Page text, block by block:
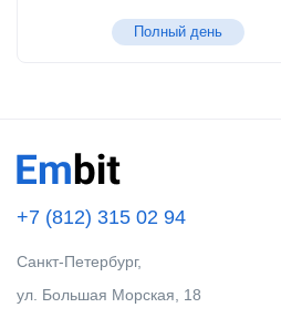
Полный день
+7 (812) 315 02 94
Санкт-Петербург,
ул. Большая Морская, 18